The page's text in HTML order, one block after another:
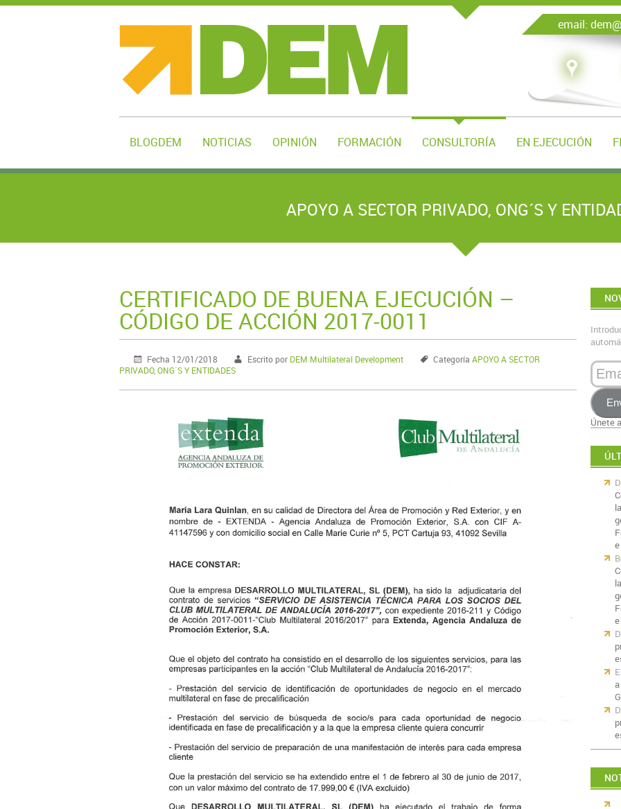
email:
BLOGDEM NOTICIAS OPINIÓN FORMACIÓN CONSULTORÍA EN EJECUCIÓN
APOYO A SECTOR PRIVADO, ONG´S Y
CERTIFICADO DE BUENA EJECUCIÓN –
CÓDIGO DE ACCIÓN 2017-0011
Fecha 12/01/2018 Escrito por DEM Multilateral Development Categoría APOYO A SECTOR
PRIVADO, ONG´S Y ENTIDADES
Email
Únete